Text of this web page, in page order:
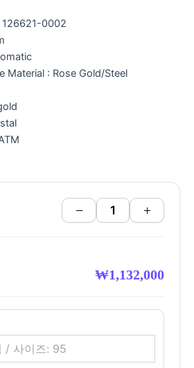
0002
Material : Rose Gold/Steel
− +
₩1,132,000